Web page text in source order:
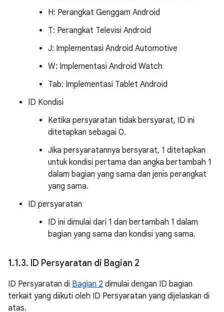
H: Perangkat Genggam Android
T: Perangkat Televisi Android
J: Implementasi Android Automotive
W: Implementasi Android Watch
Tab: Implementasi Tablet Android
ID Kondisi
Ketika persyaratan tidak bersyarat, ID ini
ditetapkan sebagai 0.
Jika persyaratannya bersyarat, 1 ditetapkan
untuk kondisi pertama dan angka bertambah 1
dalam bagian yang sama dan jenis perangkat
yang sama.
ID persyaratan
ID ini dimulai dari 1 dan bertambah 1 dalam
bagian yang sama dan kondisi yang sama.
1.1.3. ID Persyaratan di Bagian 2
ID Persyaratan di Bagian 2 dimulai dengan ID bagian
terkait yang diikuti oleh ID Persyaratan yang dijelaskan di
atas.